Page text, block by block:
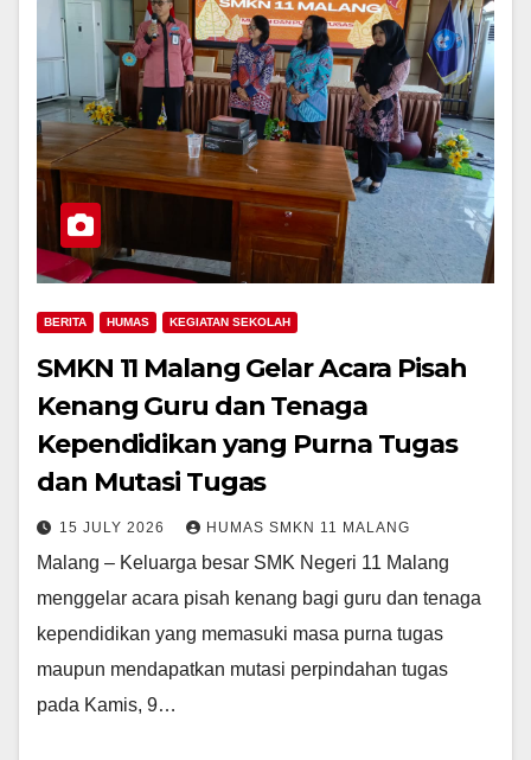
BERITA HUMAS KEGIATAN SEKOLAH
SMKN 11 Malang Gelar Acara Pisah
Kenang Guru dan Tenaga
Kependidikan yang Purna Tugas
dan Mutasi Tugas
15 JULY 2026 HUMAS SMKN 11 MALANG
Malang – Keluarga besar SMK Negeri 11 Malang
menggelar acara pisah kenang bagi guru dan tenaga
kependidikan yang memasuki masa purna tugas
maupun mendapatkan mutasi perpindahan tugas
pada Kamis, 9…